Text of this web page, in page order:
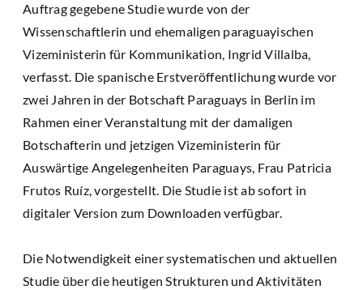
Auftrag gegebene Studie wurde von der
Wissenschaftlerin und ehemaligen paraguayischen
Vizeministerin für Kommunikation, Ingrid Villalba,
verfasst. Die spanische Erstveröffentlichung wurde vor
zwei Jahren in der Botschaft Paraguays in Berlin im
Rahmen einer Veranstaltung mit der damaligen
Botschafterin und jetzigen Vizeministerin für
Auswärtige Angelegenheiten Paraguays, Frau Patricia
Frutos Ruíz, vorgestellt. Die Studie ist ab sofort in
digitaler Version zum Downloaden verfügbar.
Die Notwendigkeit einer systematischen und aktuellen
Studie über die heutigen Strukturen und Aktivitäten